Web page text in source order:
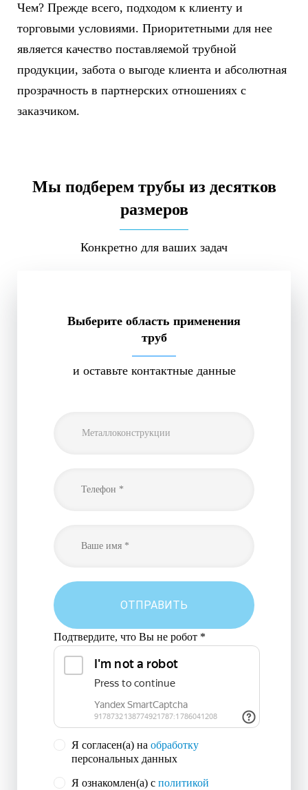
Чем? Прежде всего, подходом к клиенту и
торговыми условиями. Приоритетными для нее
является качество поставляемой трубной
продукции, забота о выгоде клиента и абсолютная
прозрачность в партнерских отношениях с
заказчиком.
Мы подберем трубы из десятков
размеров
Конкретно для ваших задач
Выберите область применения
труб
и оставьте контактные данные
Металлоконструкции
ОТПРАВИТЬ
Подтвердите, что Вы не робот *
Я согласен(а) на обработку
персональных данных
Я ознакомлен(а) с политикой